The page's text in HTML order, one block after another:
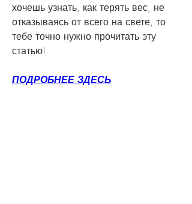
хочешь узнать, как терять вес, не
отказываясь от всего на свете, то
тебе точно нужно прочитать эту
статью!
ПОДРОБНЕЕ ЗДЕСЬ